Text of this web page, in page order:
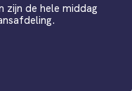
zijn de hele middag